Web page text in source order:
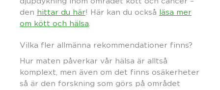
den hittar du här! Här kan du också läsa mer
om kött och hälsa.
Vilka fler allmänna rekommendationer finns?
Hur maten påverkar vår hälsa är alltså
komplext, men även om det finns osäkerheter
så är den forskning som görs på området